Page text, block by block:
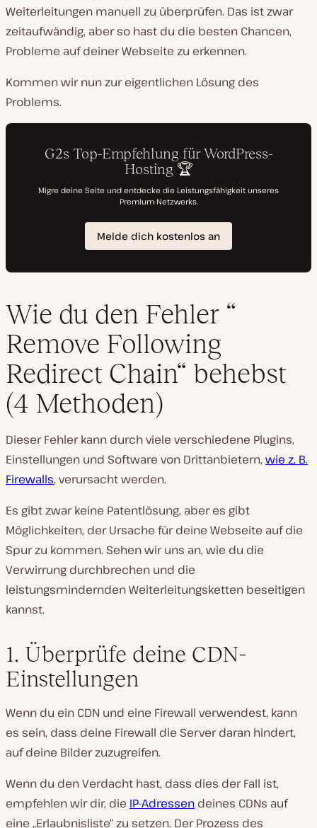
Weiterleitungen manuell zu überprüfen. Das ist zwar
zeitaufwändig, aber so hast du die besten Chancen,
Probleme auf deiner Webseite zu erkennen.
Kommen wir nun zur eigentlichen Lösung des
Problems.
Wie du den Fehler “
Remove Following
Redirect Chain“ behebst
(4 Methoden)
Dieser Fehler kann durch viele verschiedene Plugins,
Einstellungen und Software von Drittanbietern, wie z. B.
Firewalls, verursacht werden.
Es gibt zwar keine Patentlösung, aber es gibt
Möglichkeiten, der Ursache für deine Webseite auf die
Spur zu kommen. Sehen wir uns an, wie du die
Verwirrung durchbrechen und die
leistungsmindernden Weiterleitungsketten beseitigen
kannst.
1. Überprüfe deine CDN-
Einstellungen
Wenn du ein CDN und eine Firewall verwendest, kann
es sein, dass deine Firewall die Server daran hindert,
auf deine Bilder zuzugreifen.
Wenn du den Verdacht hast, dass dies der Fall ist,
empfehlen wir dir, die IP-Adressen deines CDNs auf
eine „Erlaubnisliste“ zu setzen. Der Prozess des